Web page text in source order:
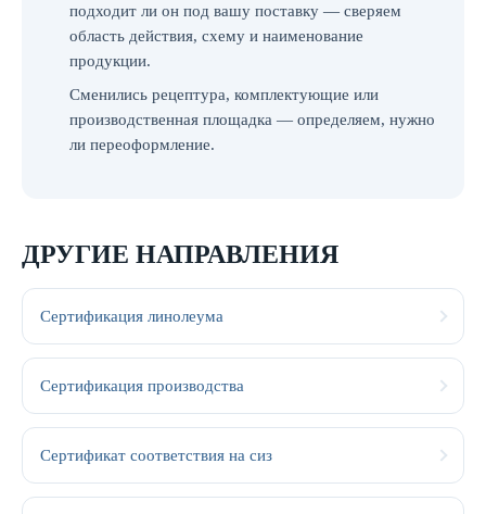
подходит ли он под вашу поставку — сверяем
область действия, схему и наименование
продукции.
Сменились рецептура, комплектующие или
производственная площадка — определяем, нужно
ли переоформление.
ДРУГИЕ НАПРАВЛЕНИЯ
Сертификация линолеума
Сертификация производства
Сертификат соответствия на сиз